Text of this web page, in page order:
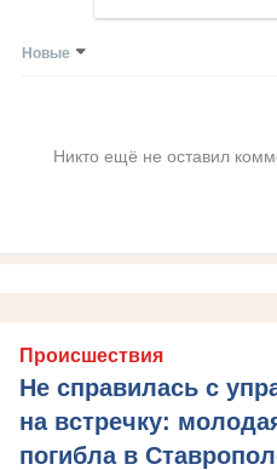
Новые
Никто ещё не оставил
Происшествия
Не справилась с
на встречку:
погибла в